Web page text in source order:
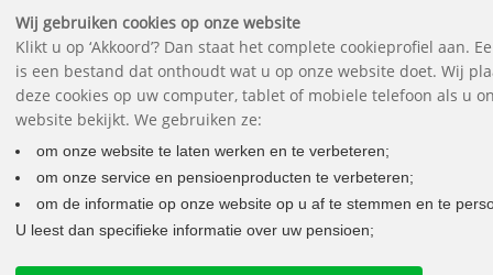
Downloads Vragen Contact
Wij gebruiken cookies op onze website
Klikt u op ‘Akkoord’? Dan staat het complete cookieprofiel aan.
is een bestand dat onthoudt wat u op onze website doet. Wij
deze cookies op uw computer, tablet of mobiele telefoon als u
website bekijkt. We gebruiken ze:
om onze website te laten werken en te verbeteren;
om onze service en pensioenproducten te verbeteren;
om de informatie op onze website op u af te stemmen en te
U leest dan specifieke informatie over uw pensioen;